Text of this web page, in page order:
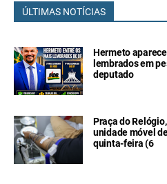
ÚLTIMAS NOTÍCIAS
Hermeto
lembrados em
deputado
Praça do
unidade móvel
quinta-feira (6